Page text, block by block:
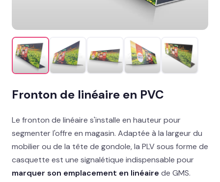
Support imprimés & documents
Packaging et coffrets
Blog
02 78 77 53 93
Fronton de linéaire en PVC
Le fronton de linéaire s'installe en hauteur pour
segmenter l'offre en magasin. Adaptée à la largeur du
mobilier ou de la tête de gondole, la PLV sous forme de
casquette est une signalétique indispensable pour
marquer son emplacement en linéaire de GMS.